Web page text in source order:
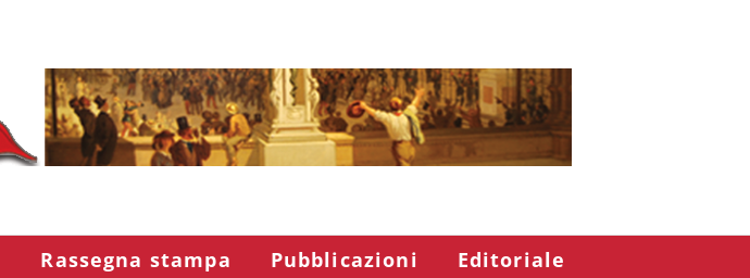
Rassegna stampa Pubblicazioni Editoriale